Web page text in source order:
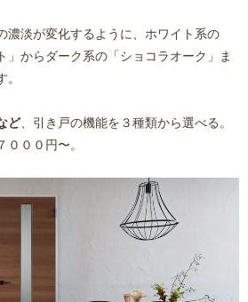
濃淡が変化するように、ホワイト系の
」からダーク系の「ショコラオーク」ま
ど、引き戸の機能を３種類から選べる。
００円〜。